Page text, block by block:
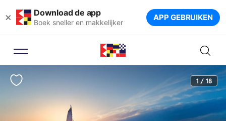
× Download de app
Boek sneller en makkelijker APP GEBRUIKEN
1 / 18